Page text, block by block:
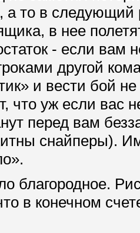
а то в
в нее
- если вам
другой
и вести бой
что уж если вас
перед вам
снайперы).
благородное.
в конечном